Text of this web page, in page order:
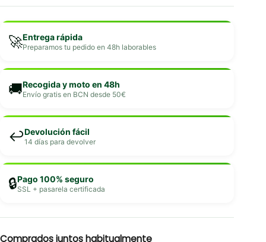
🚀Entrega rápida
Preparamos tu pedido en 48h laborables
🚚Recogida y moto en 48h
Envío gratis en BCN desde 50€
↩️Devolución fácil
14 días para devolver
🔒Pago 100% seguro
SSL + pasarela certificada
Comprados juntos habitualmente